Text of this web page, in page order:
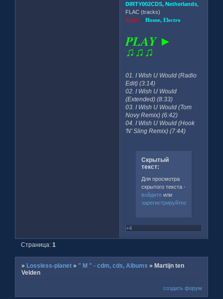
DIRTY002CDS, Netherlands
FLAC (tracks)
Style:House, Electro
PLAY ►
♫♫♫
01. I Wish U Would (Radio
Edit) (3:14)
02. I Wish U Would
(Extended) (8:33)
03. I Wish U Would (Tom
Novy Remix) (6:42)
04. I Wish U Would (Hook
'N' Sling Remix) (7:44)
Скрытый
текст:
Для просмотра
скрытого текста -
войдитеили
зарегистрируйтесь
+4
Страница:1
»Lossless-planet » " M " - cdm, cds, Albums »Martijn ten
Velden
создать форум